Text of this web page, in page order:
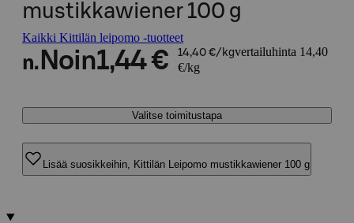
mustikkawiener 100 g
Kaikki Kittilän leipomo -tuotteet
n. Noin1,44 € 14,40 €/kgvertailuhinta 14,40
€/kg
Valitse toimitustapa
Lisää suosikkeihin, Kittilän Leipomo mustikkawiener 100 g